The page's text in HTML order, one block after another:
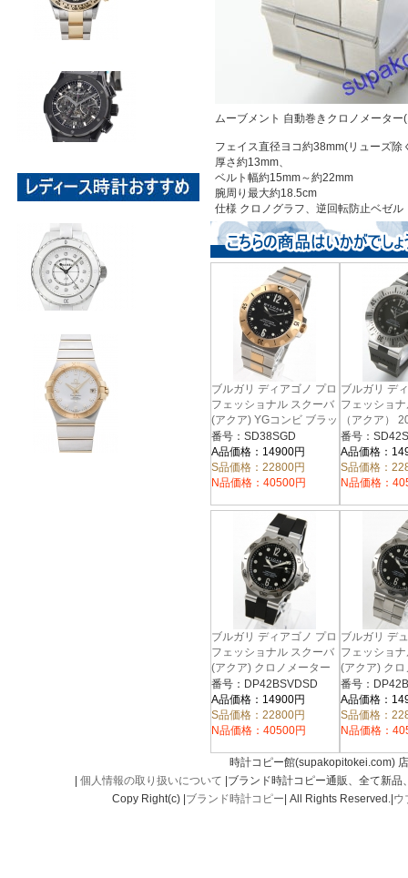
ムーブメント 自動巻きクロノメーター
フェイス直径ヨコ約38mm(リューズ除
厚さ約13mm、
ベルト幅約15mm～約22mm
腕周り最大約18.5cm
仕様 クロノグラフ、逆回転防止ベゼル
ブルガリ ディアゴノ プロ
フェッショナル スクーバ
(アクア) YGコンビ ブラッ
ク メンズ SD38SGD
番号：SD38SGD
A品価格：14900円
S品価格：22800円
N品価格：40500円
ブルガリ デ
フェッショ
（アクア）
バー ブラッ
SD42SVD
番号：
A品価格：
S品価格：
N品価格：
ブルガリ ディアゴノ プロ
フェッショナル スクーバ
(アクア) クロノメーター
ラバー ブラック メンズ
DP42BSVDSD
番号：DP42BSVDSD
A品価格：14900円
S品価格：22800円
N品価格：40500円
ブルガリ デ
フェッショ
(アクア) ク
ブラック メ
番号：
A品価格：
S品価格：
N品価格：
時計コピー館(supakopitokei.com)
個人情報の取り扱いについて |ブランド時計コピー通販、全て新
Copy Right(c) | ブランド時計コピー | All Rights Reserved.| ウ